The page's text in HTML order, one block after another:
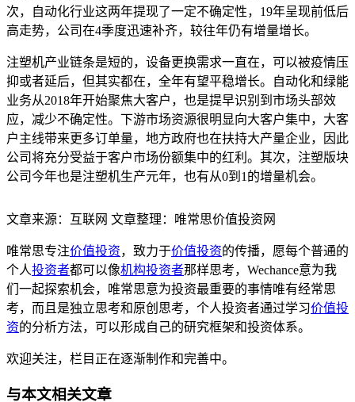
次，自动化行业这两年提现了一定不确定性，19年呈现前低后
高走势，公司在4季度迅速补齐，较往年仍有增量增长。
注塑机产业链条是短的，设备更换需求一直在，可以被疫情压
抑或者延后，但其实都在，全年有望平稳增长。自动化和绿能
业务从2018年开始聚焦大客户，也是提早识别到市场头部效
应，减少不确定性。下游市场资源很明显向大客户集中，大客
户主线带来更多订单量，地方政府也在扶持大产量企业，因此
公司将充分受益于客户市场份额集中的红利。其次，注塑版块
公司今年也是注塑机生产元年，也有从0到1的增量机会。
文章来源：互联网 文章整理：唯常思价值投资网
唯常思专注价值投资，致力于价值投资的传播，愿每个普通的
个人投资者都可以像机构投资者那样思考，Wechance意为我
们一起探索机会，唯常思意为投资最重要的事情唯有经常思
考，而且是独立思考和原创思考，个人投资者通过学习价值投
资的分析方法，可以形成自己的研究框架和投资体系。
欢迎关注，栏目正在逐渐制作和完善中。
与本文相关文章